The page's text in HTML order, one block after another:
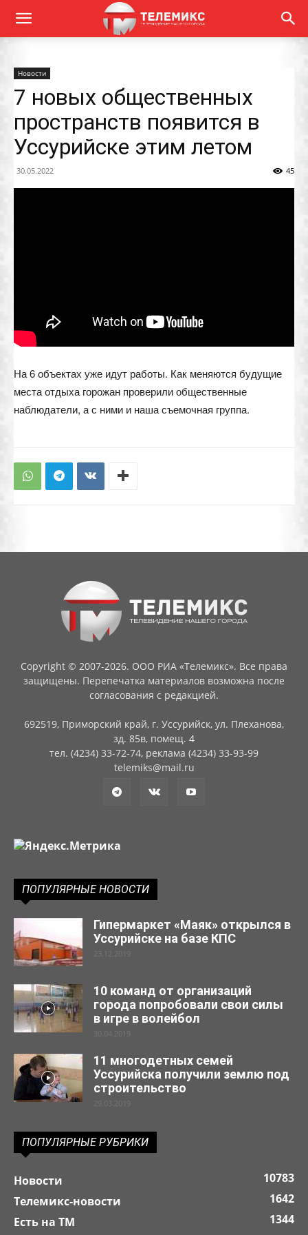
Новости
7 новых общественных
пространств появится в
Уссурийске этим летом
30.05.2022 45
На 6 объектах уже идут работы. Как меняются будущие
места отдыха горожан проверили общественные
наблюдатели, а с ними и наша съемочная группа.
Copyright © 2007-2026. ООО РИА «Телемикс». Все права
защищены. Перепечатка материалов возможна после
согласования с редакцией.
692519, Приморский край, г. Уссурийск, ул. Плеханова,
зд. 85в, помещ. 4
тел. (4234) 33-72-74, реклама (4234) 33-93-99
telemiks@mail.ru
ПОПУЛЯРНЫЕ НОВОСТИ
Гипермаркет «Маяк» открылся в
Уссурийске на базе КПС
23.12.2019
10 команд от организаций
города попробовали свои силы
в игре в волейбол
30.04.2019
11 многодетных семей
Уссурийска получили землю под
строительство
29.03.2019
ПОПУЛЯРНЫЕ РУБРИКИ
Новости
10783
Телемикс-новости
1642
Есть на ТМ
1344